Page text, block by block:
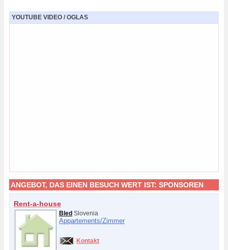
YOUTUBE VIDEO / OGLAS
ANGEBOT, DAS EINEN BESUCH WERT IST: SPONSOREN
Rent-a-house
Bled Slovenia
Appartements/Zimmer
Kontakt